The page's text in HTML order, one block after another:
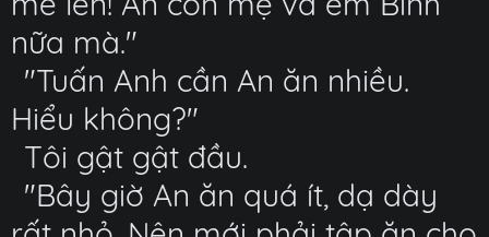
nữa mà."
"Tuấn Anh cần An ăn nhiều.
Hiểu không?"
Tôi gật gật đầu.
"Bây giờ An ăn quá ít, dạ dày